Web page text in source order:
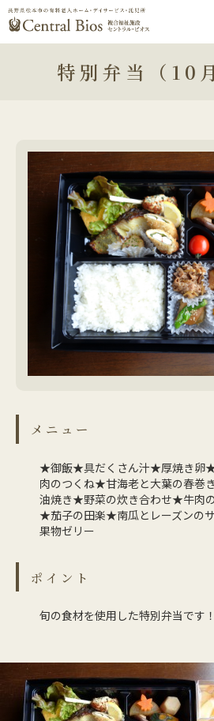
特別弁当（10
メニュー
★御飯★具だくさん汁★厚焼き卵
肉のつくね★甘海老と大葉の春巻
油焼き★野菜の炊き合わせ★牛肉
★茄子の田楽★南瓜とレーズンの
果物ゼリー
ポイント
旬の食材を使用した特別弁当です！